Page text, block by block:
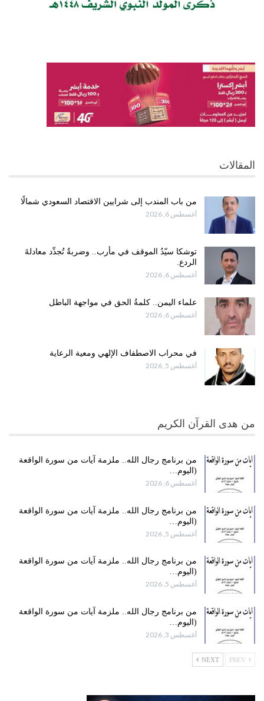
المقالات
من باب المندب إلى شرايين الاقتصاد السعودي شمالًا
أغسطس 6, 2026
توشكا سيّدُ الموقف في مأرب.. وضربةٌ تُجدِّد معادلةَ
الردع.
أغسطس 6, 2026
علماء اليمن.. كلمةُ الحق في مواجهة الباطل
أغسطس 6, 2026
في محراب الاصطفاف الإلهي ومعية الرعاية
أغسطس 5, 2026
من هدى القرآن الكريم
من برنامج رجال الله.. ملزمة آيات من سورة الواقعة
(اليوم…
أغسطس 6, 2026
من برنامج رجال الله.. ملزمة آيات من سورة الواقعة
(اليوم…
أغسطس 5, 2026
من برنامج رجال الله.. ملزمة آيات من سورة الواقعة
(اليوم…
أغسطس 5, 2026
من برنامج رجال الله.. ملزمة آيات من سورة الواقعة
(اليوم…
أغسطس 3, 2026
NEXT